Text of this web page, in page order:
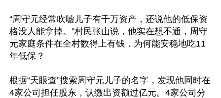
“周守元经常吹嘘儿子有千万资产，还说他的低保资
格没人能拿掉。”村民张山说，他实在想不通，周守
元家庭条件在全村数得上有钱，为何能安稳地吃11
年低保？
根据“天眼查”搜索周守元儿子的名字，发现他同时在
4家公司担任股东，认缴出资额过亿元。4家公司分